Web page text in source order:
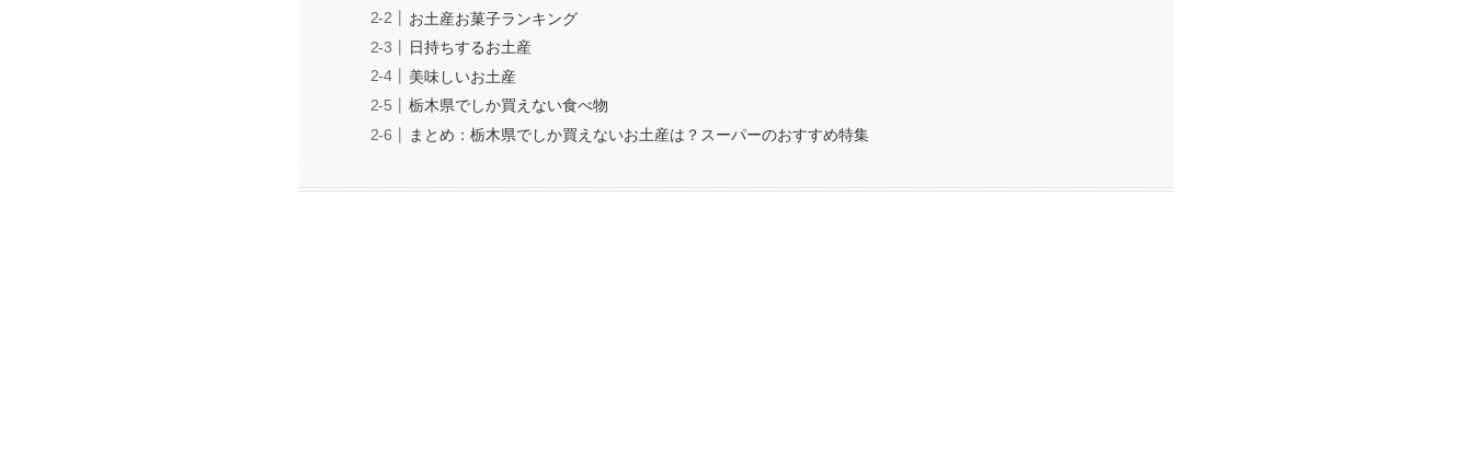
お土産お菓子ランキング
日持ちするお土産
美味しいお土産
栃木県でしか買えない食べ物
まとめ：栃木県でしか買えないお土産は？スーパーのおすすめ特集